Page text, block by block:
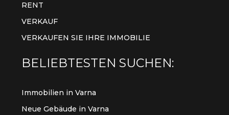
RENT
VERKAUF
VERKAUFEN SIE IHRE IMMOBILIE
BELIEBTESTEN SUCHEN:
Immobilien in Varna
Neue Gebäude in Varna